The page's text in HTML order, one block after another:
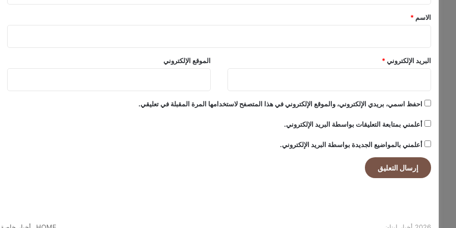
*
الاسم *
البريد الإلكتروني* الموقع الإلكتروني
احفظ اسمي، بريدي الإلكتروني، والموقع الإلكتروني في هذا المتصفح لاستخدامها المرة المقبلة في تعليقي.
أعلمني بمتابعة التعليقات بواسطة البريد الإلكتروني.
أعلمني بالمواضيع الجديدة بواسطة البريد الإلكتروني.